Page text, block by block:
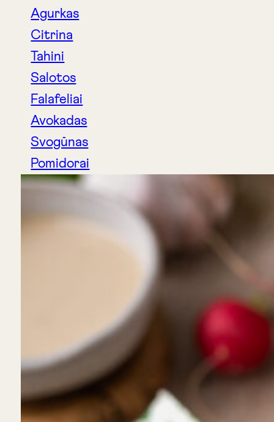
Agurkas
Citrina
Tahini
Salotos
Falafeliai
Avokadas
Svogūnas
Pomidorai